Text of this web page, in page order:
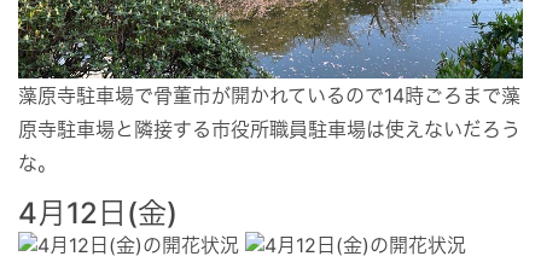
藻原寺駐車場で骨董市が開かれているので14時ごろまで藻
原寺駐車場と隣接する市役所職員駐車場は使えないだろう
な。
4月12日(金)